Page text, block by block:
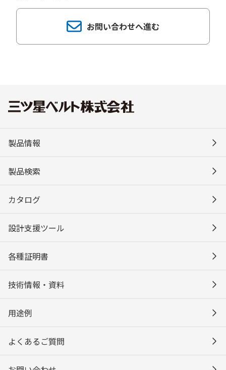
お問い合わせへ進む
製品情報
製品検索
カタログ
設計支援ツール
各種証明書
技術情報・資料
用途例
よくあるご質問